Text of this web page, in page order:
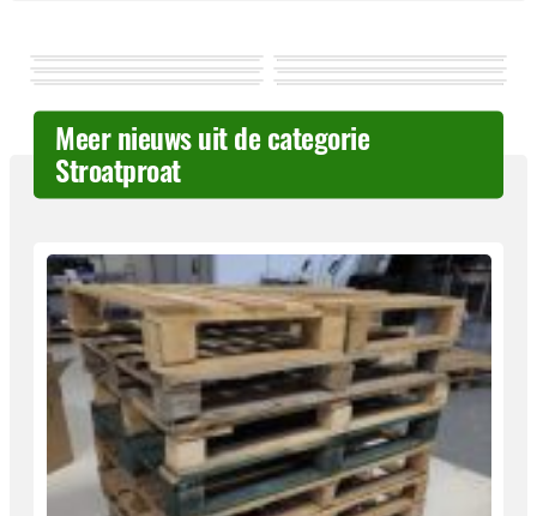
Meer nieuws uit de categorie
Stroatproat